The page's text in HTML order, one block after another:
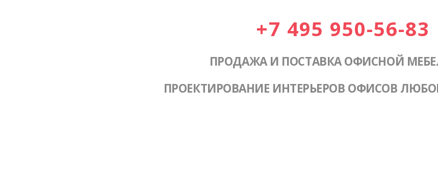
+7 495 950-56-83
ПРОДАЖА И ПОСТАВКА ОФИСНОЙ
ПРОЕКТИРОВАНИЕ ИНТЕРЬЕРОВ ОФИСОВ